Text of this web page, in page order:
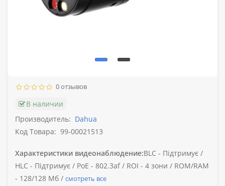
0 отзывов
В наличии
Производитель: Dahua
Код Товара: 99-00021513
Характеристики видеонаблюдение:BLC - Підтримує /
HLC - Підтримує / PoE - 802.3af / ROI - 4 зони / ROM/RAM
- 128/128 Мб / смотреть все